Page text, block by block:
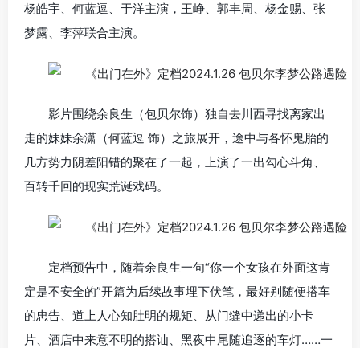
杨皓宇、何蓝逗、于洋主演，王峥、郭丰周、杨金赐、张
梦露、李萍联合主演。
影片围绕余良生（包贝尔饰）独自去川西寻找离家出
走的妹妹余潇（何蓝逗 饰）之旅展开，途中与各怀鬼胎的
几方势力阴差阳错的聚在了一起，上演了一出勾心斗角、
百转千回的现实荒诞戏码。
定档预告中，随着余良生一句“你一个女孩在外面这肯
定是不安全的”开篇为后续故事埋下伏笔，最好别随便搭车
的忠告、道上人心知肚明的规矩、从门缝中递出的小卡
片、酒店中来意不明的搭讪、黑夜中尾随追逐的车灯……一